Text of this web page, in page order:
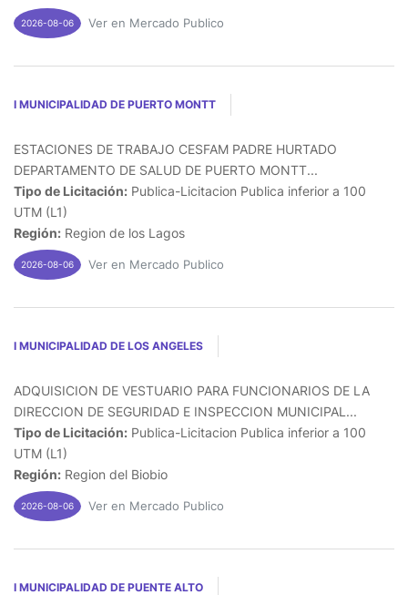
2026-08-06 Ver en Mercado Publico
I MUNICIPALIDAD DE PUERTO MONTT
ESTACIONES DE TRABAJO CESFAM PADRE HURTADO
DEPARTAMENTO DE SALUD DE PUERTO MONTT...
Tipo de Licitación: Publica-Licitacion Publica inferior a 100
UTM (L1)
Región: Region de los Lagos
2026-08-06 Ver en Mercado Publico
I MUNICIPALIDAD DE LOS ANGELES
ADQUISICION DE VESTUARIO PARA FUNCIONARIOS DE LA
DIRECCION DE SEGURIDAD E INSPECCION MUNICIPAL...
Tipo de Licitación: Publica-Licitacion Publica inferior a 100
UTM (L1)
Región: Region del Biobio
2026-08-06 Ver en Mercado Publico
I MUNICIPALIDAD DE PUENTE ALTO